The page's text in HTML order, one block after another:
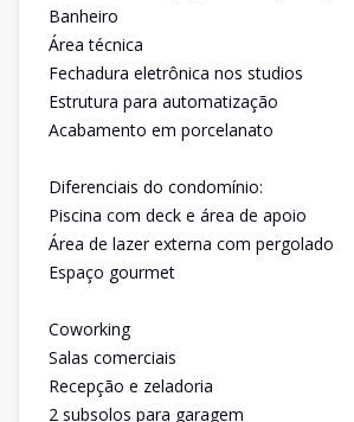
Banheiro
Área técnica
Fechadura eletrônica nos studios
Estrutura para automatização
Acabamento em porcelanato
Diferenciais do condomínio:
Piscina com deck e área de apoio
Área de lazer externa com pergolado
Espaço gourmet
Coworking
Salas comerciais
Recepção e zeladoria
2 subsolos para garagem